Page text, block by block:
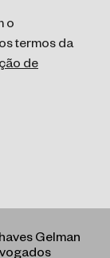
o
termos da
de
Gelman